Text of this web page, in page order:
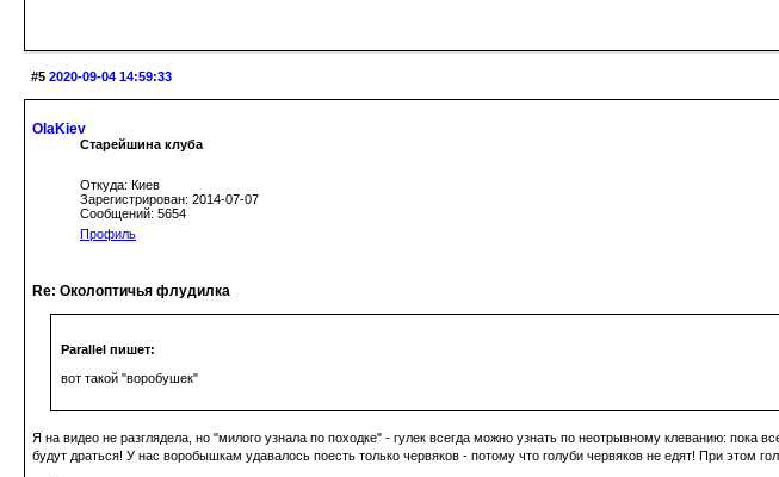
#5 2020-09-04 14:59:33
OlaKiev
Старейшина клуба
Откуда: Киев
Зарегистрирован: 2014-07-07
Сообщений: 5654
Профиль
Re: Околоптичья флудилка
Parallel пишет:
вот такой "воробушек"
Я на видео не разглядела, но "милого узнала по походке" - гулек всегда можно узнать по неотрывному клеванию: пока
будут драться! У нас воробышкам удавалось поесть только червяков - потому что голуби червяков не едят! При